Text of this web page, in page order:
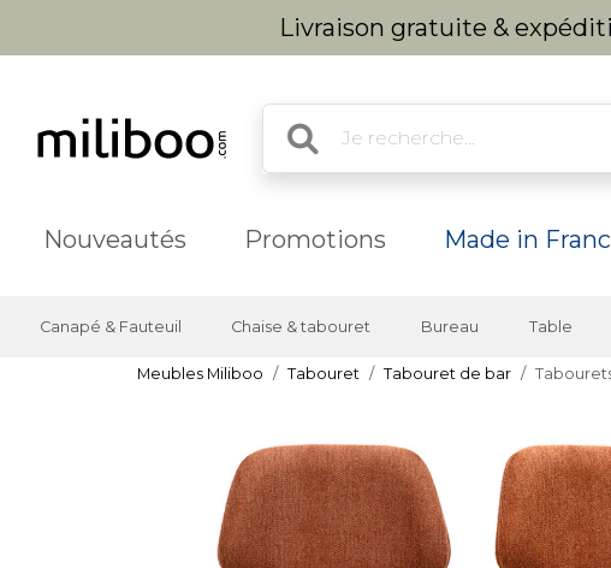
Livraison gratuite &
Nouveautés Promotions Made in
Canapé & Fauteuil Chaise & tabouret Bureau Table
Meubles Miliboo Tabouret Tabouret de bar